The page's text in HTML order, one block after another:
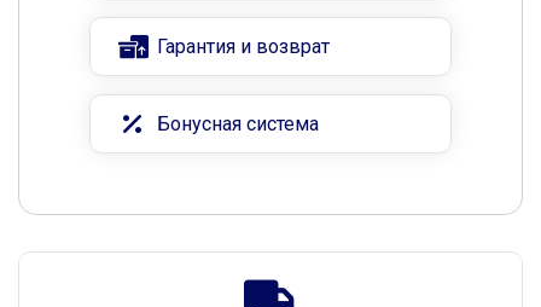
Гарантия и возврат
Бонусная система